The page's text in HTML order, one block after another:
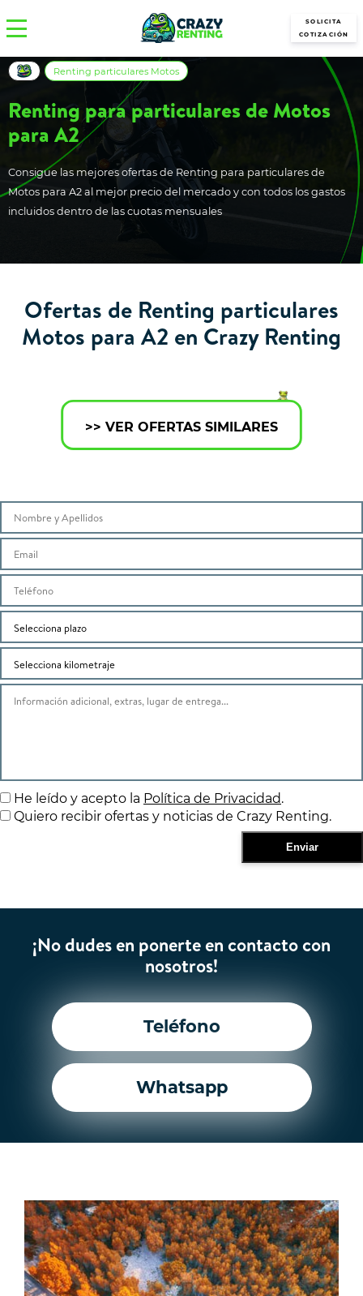
SOLICITA
COTIZACIÓN
Renting para particulares de Motos
para A2
Consigue las mejores ofertas de Renting para particulares de
Motos para A2 al mejor precio del mercado y con todos los gastos
incluidos dentro de las cuotas mensuales
Renting particulares Motos
Ofertas de Renting particulares
Motos para A2 en Crazy Renting
>> VER OFERTAS SIMILARES
He leído y acepto la Política de Privacidad.
Quiero recibir ofertas y noticias de Crazy Renting.
¡No dudes en ponerte en contacto con
nosotros!
Teléfono
Whatsapp